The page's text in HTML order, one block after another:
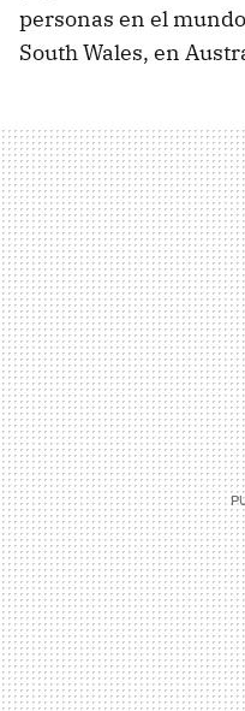
personas en el
South Wales, en